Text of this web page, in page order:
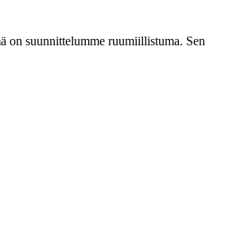
on suunnittelumme ruumiillistuma. Sen